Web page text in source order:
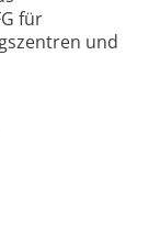
für
und